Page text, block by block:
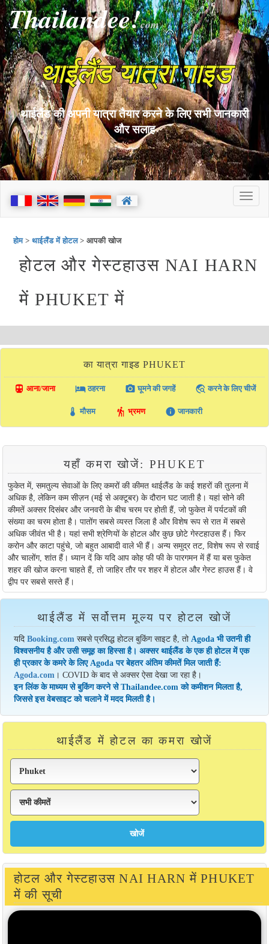
Thailandee!com
थाईलैंड यात्रा गाइड
थाईलैंड की अपनी यात्रा तैयार करने के लिए सभी जानकारी
और सलाह
होम>थाईलैंड में होटल> आपकी खोज
होटल और गेस्टहाउस NAI HARN
में PHUKET में
का यात्रा गाइड PHUKET
directions_transit आना/जाना local_hotelठहरना photo_camera घूमने की जगहें travel_explore करने के लिए चीजें
thermostat मौसम hiking भ्रमण info जानकारी
यहाँ कमरा खोजें: PHUKET
फुकेत में, समतुल्य सेवाओं के लिए कमरों की कीमत थाईलैंड के कई शहरों की तुलना में
अधिक है, लेकिन कम सीज़न (मई से अक्टूबर) के दौरान घट जाती है। यहां सोने की
कीमतें अक्सर दिसंबर और जनवरी के बीच चरम पर होती हैं, जो फुकेत में पर्यटकों की
संख्या का चरम होता है। पातोंग सबसे व्यस्त जिला है और विशेष रूप से रात में सबसे
अधिक जीवंत भी है। यहां सभी श्रेणियों के होटल और कुछ छोटे गेस्टहाउस हैं। फिर
करोन और काटा पहुंचे, जो बहुत आबादी वाले भी हैं। अन्य समुद्र तट, विशेष रूप से रवाई
और चालोंग, शांत हैं। ध्यान दें कि यदि आप कोह फी फी के पारगमन में हैं या बस फुकेत
शहर की खोज करना चाहते हैं, तो जाहिर तौर पर शहर में होटल और गेस्ट हाउस हैं। वे
द्वीप पर सबसे सस्ते हैं।
थाईलैंड में सर्वोत्तम मूल्य पर होटल खोजें
यदिBooking.com सबसे प्रसिद्ध होटल बुकिंग साइट है, तो Agoda भी उतनी ही
विश्वसनीय है और उसी समूह का हिस्सा है। अक्सर थाईलैंड के एक ही होटल में एक
ही प्रकार के कमरे के लिए Agoda पर बेहतर अंतिम कीमतें मिल जाती हैं:
Agoda.com । COVID के बाद से अक्सर ऐसा देखा जा रहा है।
इन लिंक के माध्यम से बुकिंग करने से Thailandee.com को कमीशन मिलता है,
जिससे इस वेबसाइट को चलाने में मदद मिलती है।
थाईलैंड में होटल का कमरा खोजें
होटल और गेस्टहाउस NAI HARN में PHUKET
में की सूची